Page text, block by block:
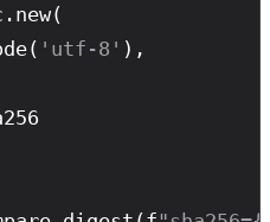
new(
( 'utf-8' ),